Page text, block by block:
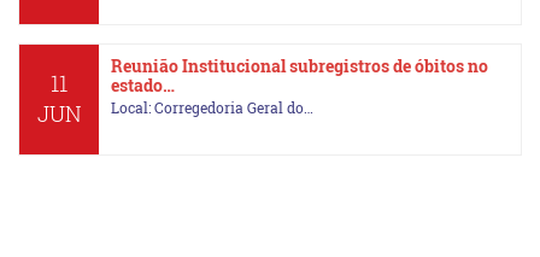
11
JUN
Reunião Institucional subregistros de óbitos no
estado…
Local: Corregedoria Geral do…